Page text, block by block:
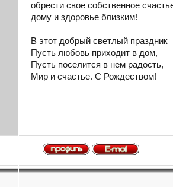
обрести свое собственное
дому и здоровье близким!
В этот добрый светлый праздник
Пусть любовь приходит в дом,
Пусть поселится в нем радость,
Мир и счастье. С Рождеством!